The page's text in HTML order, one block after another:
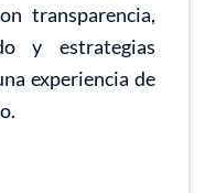
transparencia,
y estrategias
experiencia de